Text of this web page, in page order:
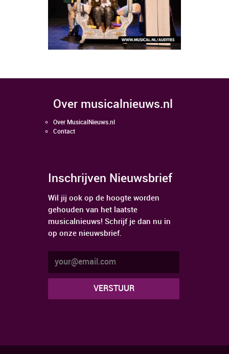
over musicalnieuws.nl
Over MusicalNieuws.nl
Contact
Inschrijven Nieuwsbrief
Wil jij ook op de hoogte worden
gehouden van het laatste
musicalnieuws! Schrijf je dan nu in
op onze nieuwsbrief.